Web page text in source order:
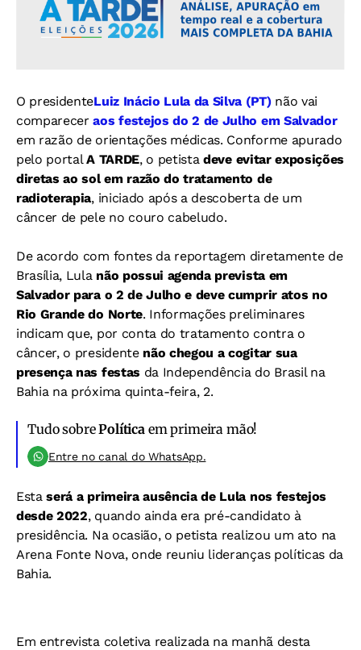
O presidenteLuiz Inácio Lula da Silva (PT)não vai
compareceraos festejos do 2 de Julho em Salvador
em razão de orientações médicas. Conforme apurado
pelo portalA TARDE, o petista deve evitar exposições
diretas ao sol em razão do tratamento de
radioterapia, iniciado após a descoberta de um
câncer de pele no couro cabeludo.
De acordo com fontes da reportagem diretamente de
Brasília, Lula não possui agenda prevista em
Salvador para o 2 de Julho e deve cumprir atos no
Rio Grande do Norte. Informações preliminares
indicam que, por conta do tratamento contra o
câncer, o presidente não chegou a cogitar sua
presença nas festas da Independência do Brasil na
Bahia na próxima quinta-feira, 2.
Tudo sobrePolítica em primeira mão!
Entre no canal do WhatsApp.
Esta será a primeira ausência de Lula nos festejos
desde 2022, quando ainda era pré-candidato à
presidência. Na ocasião, o petista realizou um ato na
Arena Fonte Nova, onde reuniu lideranças políticas da
Bahia.
Em entrevista coletiva realizada na manhã desta